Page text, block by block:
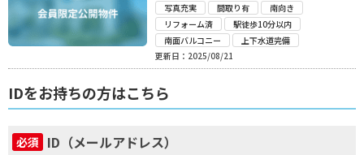
写真充実
間取り有
南向き
リフォーム済
駅徒歩10分以内
南面バルコニー
上下水道完備
更新日：2025/08/21
IDをお持ちの方はこちら
必須 ID（メールアドレス）